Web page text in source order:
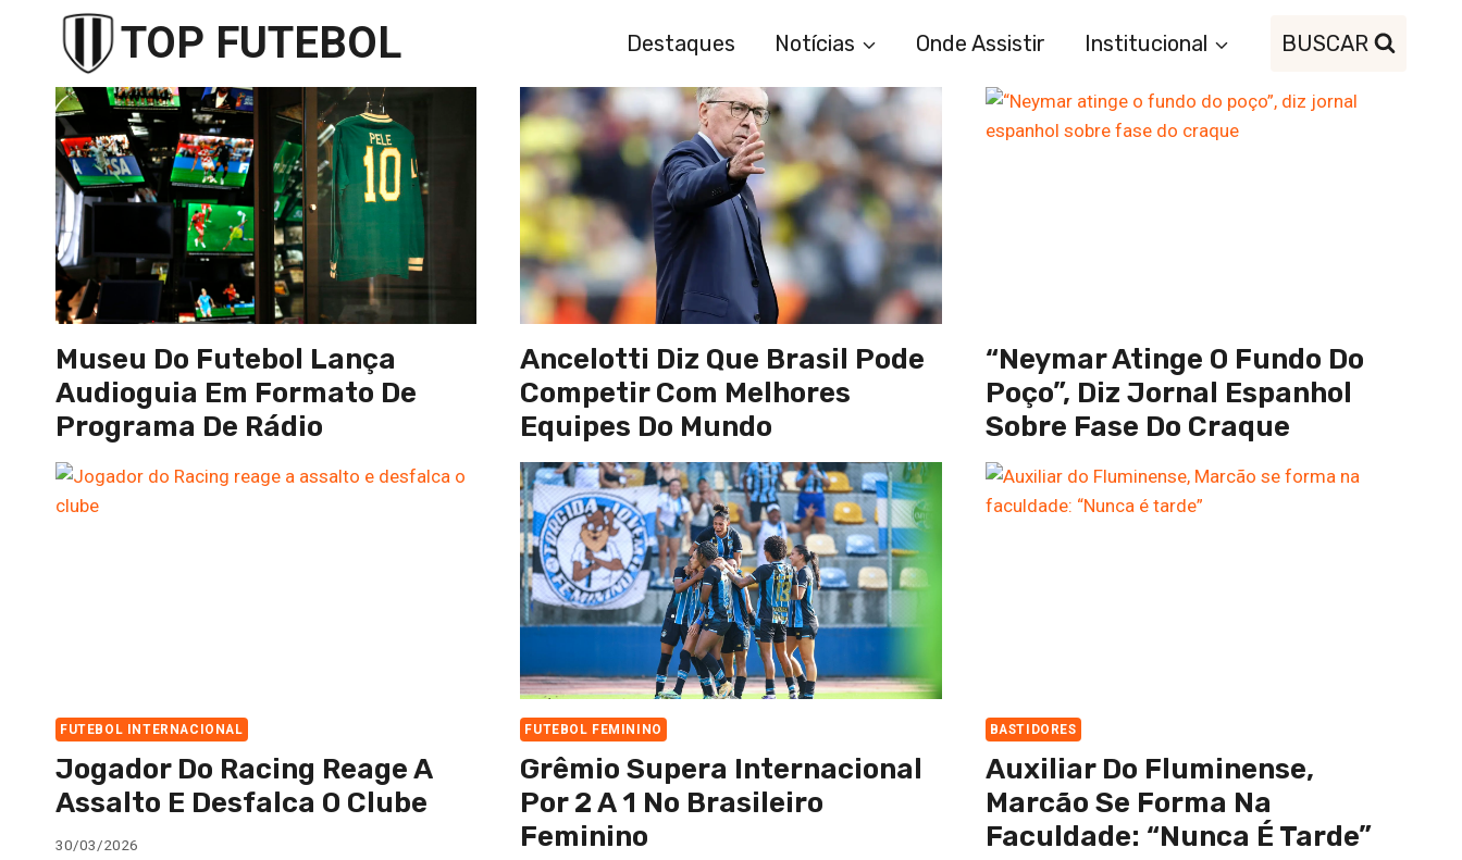
Conteúdo
TOP FUTEBOL Destaques Notícias Onde Assistir Institucional BUSCAR
Museu Do Futebol Lança
Audioguia Em Formato De
Programa De Rádio
Ancelotti Diz Que Brasil Pode
Competir Com Melhores
Equipes Do Mundo
“Neymar Atinge O Fundo Do
Poço”, Diz Jornal Espanhol
Sobre Fase Do Craque
FUTEBOL INTERNACIONAL
Jogador Do Racing Reage A
Assalto E Desfalca O Clube
30/03/2026
FUTEBOL FEMININO
Grêmio Supera Internacional
Por 2 A 1 No Brasileiro
Feminino
BASTIDORES
Auxiliar Do Fluminense,
Marcão Se Forma Na
Faculdade: “Nunca É Tarde”